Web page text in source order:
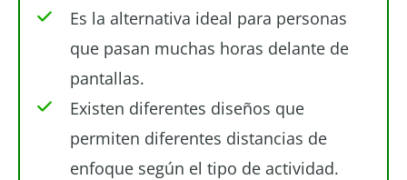
Es la alternativa ideal para personas
que pasan muchas horas delante de
pantallas.
Existen diferentes diseños que
permiten diferentes distancias de
enfoque según el tipo de actividad.